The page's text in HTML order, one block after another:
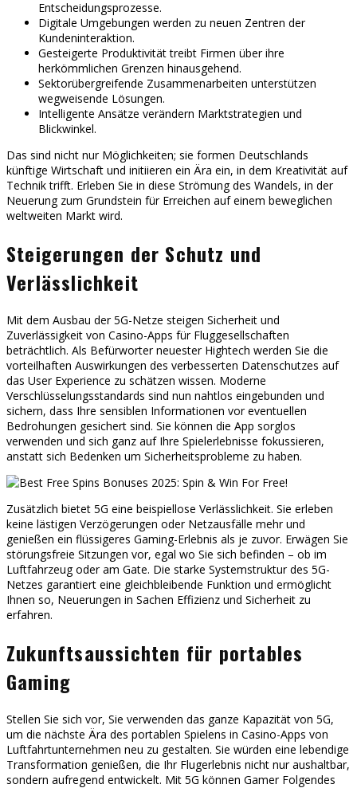
Entscheidungsprozesse.
Digitale Umgebungen werden zu neuen Zentren der
Kundeninteraktion.
Gesteigerte Produktivität treibt Firmen über ihre
herkömmlichen Grenzen hinausgehend.
Sektorübergreifende Zusammenarbeiten unterstützen
wegweisende Lösungen.
Intelligente Ansätze verändern Marktstrategien und
Blickwinkel.
Das sind nicht nur Möglichkeiten; sie formen Deutschlands
künftige Wirtschaft und initiieren ein Ära ein, in dem Kreativität auf
Technik trifft. Erleben Sie in diese Strömung des Wandels, in der
Neuerung zum Grundstein für Erreichen auf einem beweglichen
weltweiten Markt wird.
Steigerungen der Schutz und
Verlässlichkeit
Mit dem Ausbau der 5G-Netze steigen Sicherheit und
Zuverlässigkeit von Casino-Apps für Fluggesellschaften
beträchtlich. Als Befürworter neuester Hightech werden Sie die
vorteilhaften Auswirkungen des verbesserten Datenschutzes auf
das User Experience zu schätzen wissen. Moderne
Verschlüsselungsstandards sind nun nahtlos eingebunden und
sichern, dass Ihre sensiblen Informationen vor eventuellen
Bedrohungen gesichert sind. Sie können die App sorglos
verwenden und sich ganz auf Ihre Spielerlebnisse fokussieren,
anstatt sich Bedenken um Sicherheitsprobleme zu haben.
Zusätzlich bietet 5G eine beispiellose Verlässlichkeit. Sie erleben
keine lästigen Verzögerungen oder Netzausfälle mehr und
genießen ein flüssigeres Gaming-Erlebnis als je zuvor. Erwägen Sie
störungsfreie Sitzungen vor, egal wo Sie sich befinden – ob im
Luftfahrzeug oder am Gate. Die starke Systemstruktur des 5G-
Netzes garantiert eine gleichbleibende Funktion und ermöglicht
Ihnen so, Neuerungen in Sachen Effizienz und Sicherheit zu
erfahren.
Zukunftsaussichten für portables
Gaming
Stellen Sie sich vor, Sie verwenden das ganze Kapazität von 5G,
um die nächste Ära des portablen Spielens in Casino-Apps von
Luftfahrtunternehmen neu zu gestalten. Sie würden eine lebendige
Transformation genießen, die Ihr Flugerlebnis nicht nur aushaltbar,
sondern aufregend entwickelt. Mit 5G können Gamer Folgendes